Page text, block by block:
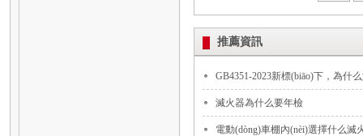
推薦資訊
GB4351-2023新標(biāo)下，為什
滅火器為什么要年檢
電動(dòng)車棚內(nèi)選擇什么滅